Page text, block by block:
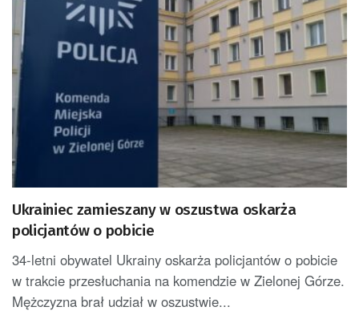
Ukrainiec zamieszany w oszustwa oskarża
policjantów o pobicie
34-letni obywatel Ukrainy oskarża policjantów o pobicie
w trakcie przesłuchania na komendzie w Zielonej Górze.
Mężczyzna brał udział w oszustwie...